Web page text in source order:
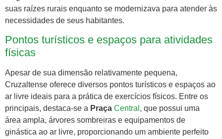
suas raízes rurais enquanto se modernizava para atender às
necessidades de seus habitantes.
Pontos turísticos e espaços para atividades
físicas
Apesar de sua dimensão relativamente pequena,
Cruzaltense oferece diversos pontos turísticos e espaços ao
ar livre ideais para a prática de exercícios físicos. Entre os
principais, destaca-se a Praça Central , que possui uma
área ampla, árvores sombreiras e equipamentos de
ginástica ao ar livre, proporcionando um ambiente perfeito